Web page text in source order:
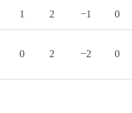
1 2 −1 0
0 2 −2 0